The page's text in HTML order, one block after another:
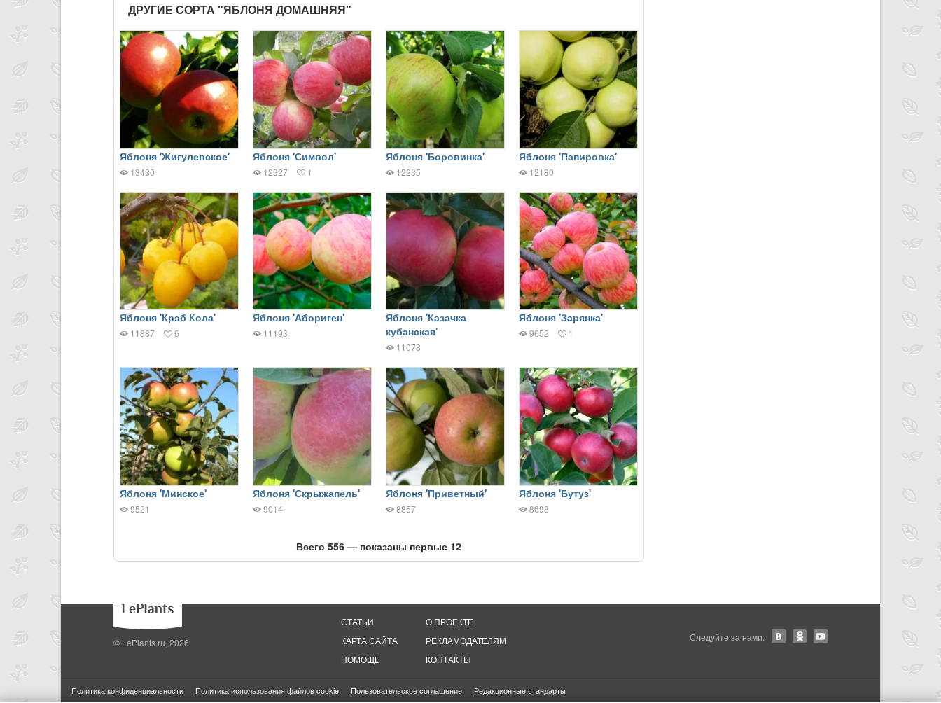
ДРУГИЕ СОРТА "ЯБЛОНЯ ДОМАШНЯЯ"
Яблоня 'Жигулевское'
13430
Яблоня 'Символ'
12327 1
Яблоня 'Боровинка'
12235
Яблоня 'Папировка'
12180
Яблоня 'Крэб Кола'
11887 6
Яблоня 'Абориген'
11193
Яблоня 'Казачка
кубанская'
11078
Яблоня 'Зарянка'
9652 1
Яблоня 'Минское'
9521
Яблоня 'Скрыжапель'
9014
Яблоня 'Приветный'
8857
Яблоня 'Бутуз'
8698
Всего 556 — показаны первые 12
© LePlants.ru, 2026
СТАТЬИ
КАРТА САЙТА
ПОМОЩЬ
О ПРОЕКТЕ
РЕКЛАМОДАТЕЛЯМ
КОНТАКТЫ
Следуйте за нами:
Политика конфиденциальности Политика использования файлов cookie Пользовательское соглашение
Редакционные стандарты